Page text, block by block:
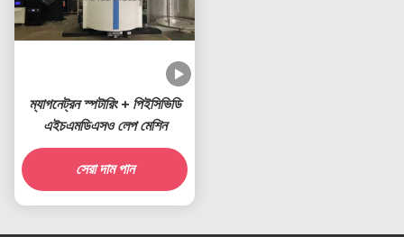
ম্যাগনেট্রন স্পটারিং + পিইসিভিডি
এইচএমডিএসও লেপ মেশিন
সেরা দাম পান